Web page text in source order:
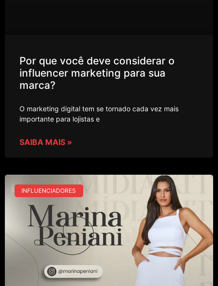
Por que você deve considerar o
influencer marketing para sua
marca?
O marketing digital tem se tornado cada vez mais
importante para lojistas e
SAIBA MAIS »
INFLUENCIADORES